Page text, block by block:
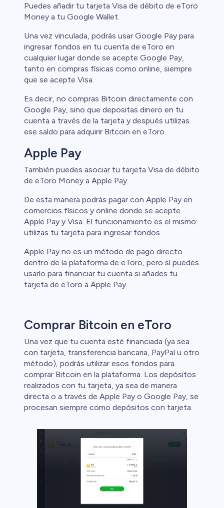
Puedes añadir tu tarjeta Visa de débito de eToro
Money a tu Google Wallet.
Una vez vinculada, podrás usar Google Pay para
ingresar fondos en tu cuenta de eToro en
cualquier lugar donde se acepte Google Pay,
tanto en compras físicas como online, siempre
que se acepte Visa.
Es decir, no compras Bitcoin directamente con
Google Pay, sino que depositas dinero en tu
cuenta a través de la tarjeta y después utilizas
ese saldo para adquirir Bitcoin en eToro.
Apple Pay
También puedes asociar tu tarjeta Visa de débito
de eToro Money a Apple Pay.
De esta manera podrás pagar con Apple Pay en
comercios físicos y online donde se acepte
Apple Pay y Visa. El funcionamiento es el mismo:
utilizas tu tarjeta para ingresar fondos.
Apple Pay no es un método de pago directo
dentro de la plataforma de eToro, pero sí puedes
usarlo para financiar tu cuenta si añades tu
tarjeta de eToro a Apple Pay.
Comprar Bitcoin en eToro
Una vez que tu cuenta esté financiada (ya sea
con tarjeta, transferencia bancaria, PayPal u otro
método), podrás utilizar esos fondos para
comprar Bitcoin en la plataforma. Los depósitos
realizados con tu tarjeta, ya sea de manera
directa o a través de Apple Pay o Google Pay, se
procesan siempre como depósitos con tarjeta.